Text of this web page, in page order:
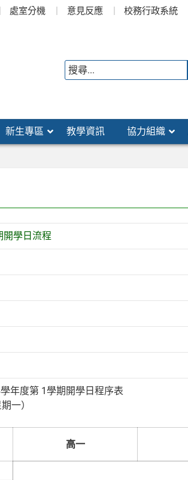
處室分機 意見反應 校務行政系統
新生專區 教學資訊 協力組織
開學日流程
年度第 1學期開學日程序表
一）
高一